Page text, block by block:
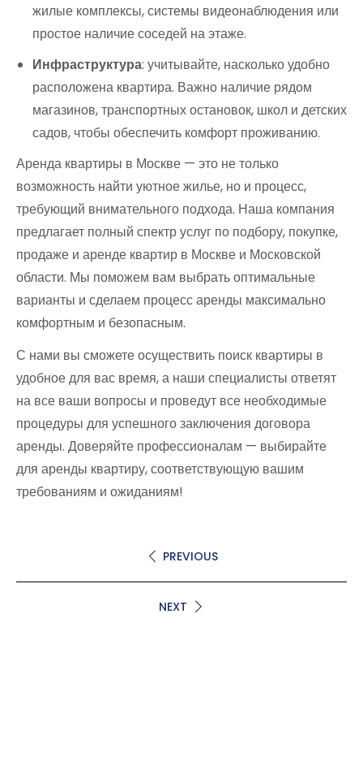
жилые комплексы, системы видеонаблюдения или
простое наличие соседей на этаже.
Инфраструктура: учитывайте, насколько удобно
расположена квартира. Важно наличие рядом
магазинов, транспортных остановок, школ и детских
садов, чтобы обеспечить комфорт проживанию.
Аренда квартиры в Москве — это не только
возможность найти уютное жилье, но и процесс,
требующий внимательного подхода. Наша компания
предлагает полный спектр услуг по подбору, покупке,
продаже и аренде квартир в Москве и Московской
области. Мы поможем вам выбрать оптимальные
варианты и сделаем процесс аренды максимально
комфортным и безопасным.
С нами вы сможете осуществить поиск квартиры в
удобное для вас время, а наши специалисты ответят
на все ваши вопросы и проведут все необходимые
процедуры для успешного заключения договора
аренды. Доверяйте профессионалам — выбирайте
для аренды квартиру, соответствующую вашим
требованиям и ожиданиям!
PREVIOUS
NEXT